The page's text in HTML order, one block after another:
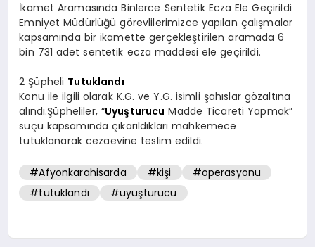
İkamet Aramasında Binlerce Sentetik Ecza Ele Geçirildi
Emniyet Müdürlüğü görevlilerimizce yapılan çalışmalar
kapsamında bir ikamette gerçekleştirilen aramada 6
bin 731 adet sentetik ecza maddesi ele geçirildi.
2 Şüpheli Tutuklandı
Konu ile ilgili olarak K.G. ve Y.G. isimli şahıslar gözaltına
alındı.Şüpheliler, “Uyuşturucu Madde Ticareti Yapmak”
suçu kapsamında çıkarıldıkları mahkemece
tutuklanarak cezaevine teslim edildi.
#Afyonkarahisarda #kişi
#operasyonu
#tutuklandı
#uyuşturucu